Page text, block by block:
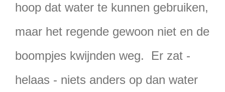
hoop dat water te kunnen gebruiken,
maar het regende gewoon niet en de
boompjes kwijnden weg. Er zat -
helaas - niets anders op dan water